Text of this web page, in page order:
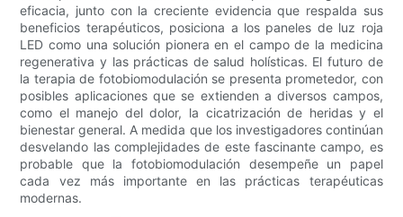
eficacia, junto con la creciente evidencia que respalda sus
beneficios terapéuticos, posiciona a los paneles de luz roja
LED como una solución pionera en el campo de la medicina
regenerativa y las prácticas de salud holísticas. El futuro de
la terapia de fotobiomodulación se presenta prometedor, con
posibles aplicaciones que se extienden a diversos campos,
como el manejo del dolor, la cicatrización de heridas y el
bienestar general. A medida que los investigadores continúan
desvelando las complejidades de este fascinante campo, es
probable que la fotobiomodulación desempeñe un papel
cada vez más importante en las prácticas terapéuticas
modernas.